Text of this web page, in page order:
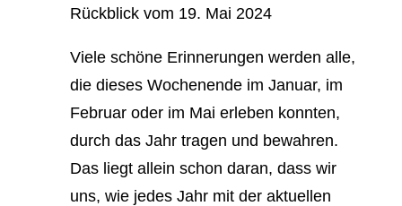
Rückblick vom 19. Mai 2024
Viele schöne Erinnerungen werden alle,
die dieses Wochenende im Januar, im
Februar oder im Mai erleben konnten,
durch das Jahr tragen und bewahren.
Das liegt allein schon daran, dass wir
uns, wie jedes Jahr mit der aktuellen